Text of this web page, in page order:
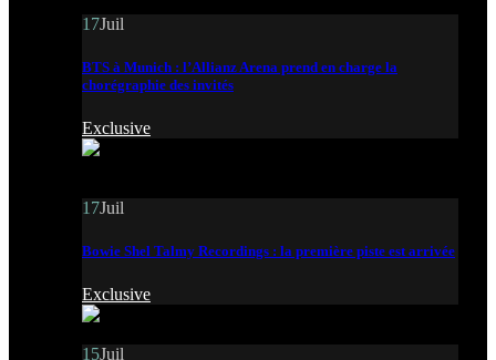
17Juil
BTS à Munich : l’Allianz Arena prend en charge la
chorégraphie des invités
Exclusive
17Juil
Bowie Shel Talmy Recordings : la première piste est arrivée
Exclusive
15Juil